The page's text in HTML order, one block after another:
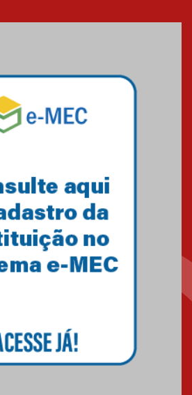
Mackenzie mobiliza campanha
solidária para apoiar famílias em
Minas Gerais
Primeiro culto do ano ressalta o
27.02.2026